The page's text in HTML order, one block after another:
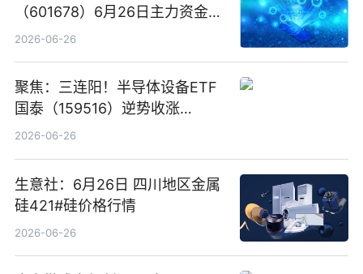
（601678）6月26日主力资金净
卖出5964.34万元
2026-06-26
聚焦：三连阳！半导体设备ETF
国泰（159516）逆势收涨
3.5%，近10日累计净流入超65
2026-06-26
生意社：6月26日 四川地区金属
硅421#硅价格行情
2026-06-26